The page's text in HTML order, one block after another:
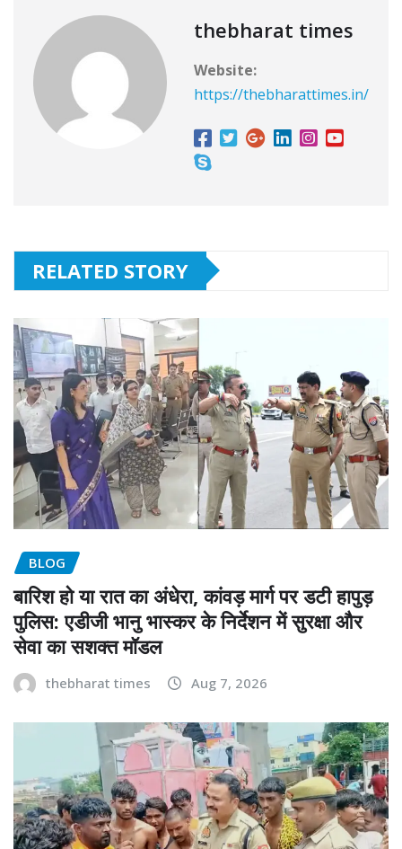
thebharat times
Website:
https://thebharattimes.in/
RELATED STORY
BLOG
बारिश हो या रात का अंधेरा, कांवड़ मार्ग पर डटी हापुड़
पुलिस: एडीजी भानु भास्कर के निर्देशन में सुरक्षा और
सेवा का सशक्त मॉडल
thebharat times Aug 7, 2026